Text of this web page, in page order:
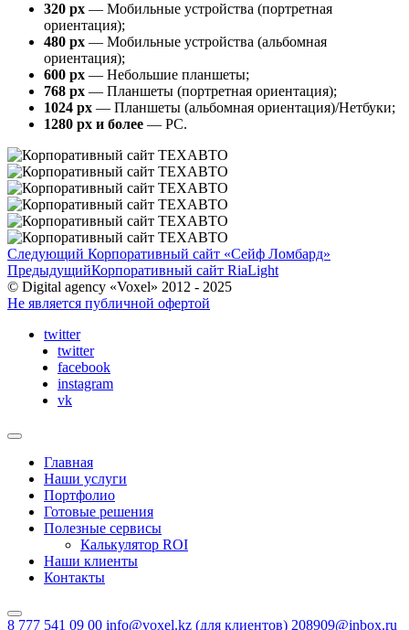
320 px — Мобильные устройства (портретная
ориентация);
480 px — Мобильные устройства (альбомная
ориентация);
600 px — Небольшие планшеты;
768 px — Планшеты (портретная ориентация);
1024 px — Планшеты (альбомная ориентация)/Нетбуки;
1280 px и более — PC.
Следующий Корпоративный сайт «Сейф Ломбард»
ПредыдущийКорпоративный сайт RiaLight
© Digital agency «Voxel» 2012 - 2025
Не является публичной офертой
twitter
twitter
facebook
instagram
vk
Главная
Наши услуги
Портфолио
Готовые решения
Полезные сервисы
Калькулятор ROI
Наши клиенты
Контакты
8 777 541 09 00 info@voxel.kz (для клиентов) 208909@inbox.ru